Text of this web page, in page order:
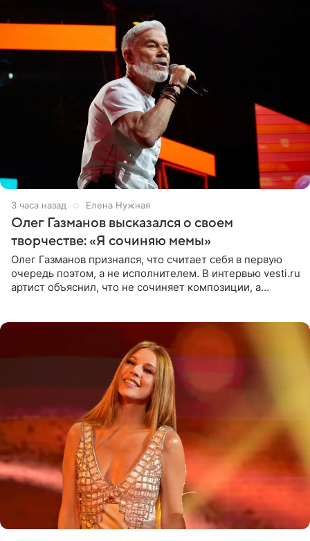
3 часа назад Елена Нужная
Олег Газманов высказался о своем
творчестве: «Я сочиняю мемы»
Олег Газманов признался, что считает себя в первую
очередь поэтом, а не исполнителем. В интервью vesti.ru
артист объяснил, что не сочиняет композиции, а